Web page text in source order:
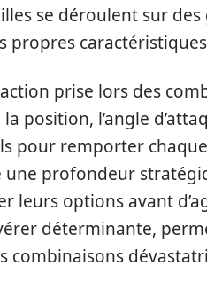
se déroulent sur
propres
prise lors des
position, l’angle
pour remporter
une profondeur
leurs options avant
déterminante,
combinaisons